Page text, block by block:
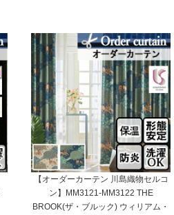
【オーダーカーテン 川島織物セルコ
ン】MM3121-MM3122 THE
BROOK(ザ・ブルック) ウィリアム・